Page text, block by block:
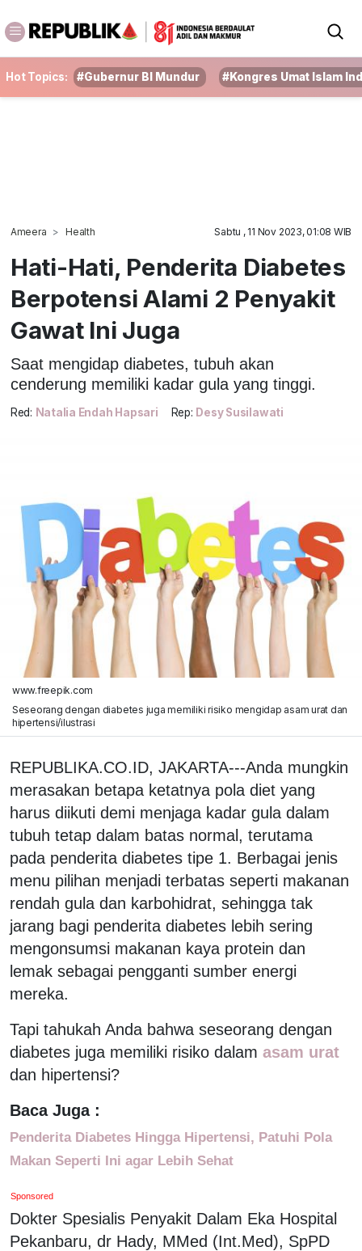
Hot Topics: #Gubernur BI Mundur #Kongres Umat Islam
Ameera Health Sabtu , 11 Nov 2023, 01:08 WIB
Hati-Hati, Penderita Diabetes
Berpotensi Alami 2 Penyakit
Gawat Ini Juga
Saat mengidap diabetes, tubuh akan
cenderung memiliki kadar gula yang tinggi.
Red: Natalia Endah Hapsari Rep: Desy Susilawati
www.freepik.com
Seseorang dengan diabetes juga memiliki risiko mengidap asam urat dan
hipertensi/ilustrasi
REPUBLIKA.CO.ID, JAKARTA---Anda mungkin
merasakan betapa ketatnya pola diet yang
harus diikuti demi menjaga kadar gula dalam
tubuh tetap dalam batas normal, terutama
pada penderita diabetes tipe 1. Berbagai jenis
menu pilihan menjadi terbatas seperti makanan
rendah gula dan karbohidrat, sehingga tak
jarang bagi penderita diabetes lebih sering
mengonsumsi makanan kaya protein dan
lemak sebagai pengganti sumber energi
mereka.
Tapi tahukah Anda bahwa seseorang dengan
diabetes juga memiliki risiko dalam asam urat
dan hipertensi?
Baca Juga :
Penderita Diabetes Hingga Hipertensi, Patuhi Pola
Makan Seperti Ini agar Lebih Sehat
Sponsored
Dokter Spesialis Penyakit Dalam Eka Hospital
Pekanbaru, dr Hady, MMed (Int.Med), SpPD